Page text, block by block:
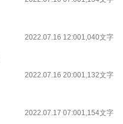
2022.07.16 12:001,040文字
2022.07.16 20:001,132文字
2022.07.17 07:001,154文字